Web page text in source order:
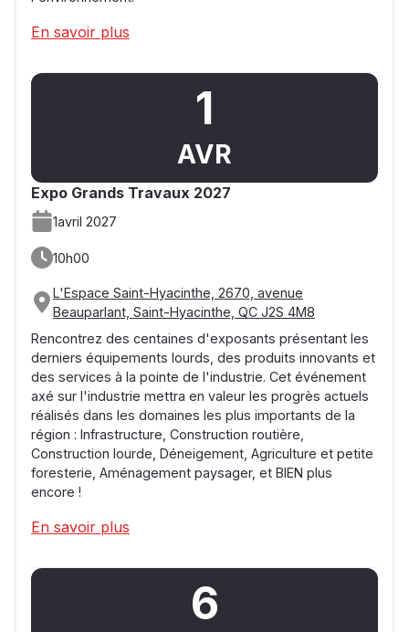
En savoir plus
1
AVR
Expo Grands Travaux 2027
1avril 2027
10h00
L'Espace Saint-Hyacinthe, 2670, avenue
Beauparlant, Saint-Hyacinthe, QC J2S 4M8
Rencontrez des centaines d'exposants présentant les
derniers équipements lourds, des produits innovants et
des services à la pointe de l'industrie. Cet événement
axé sur l'industrie mettra en valeur les progrès actuels
réalisés dans les domaines les plus importants de la
région : Infrastructure, Construction routière,
Construction lourde, Déneigement, Agriculture et petite
foresterie, Aménagement paysager, et BIEN plus
encore !
En savoir plus
6